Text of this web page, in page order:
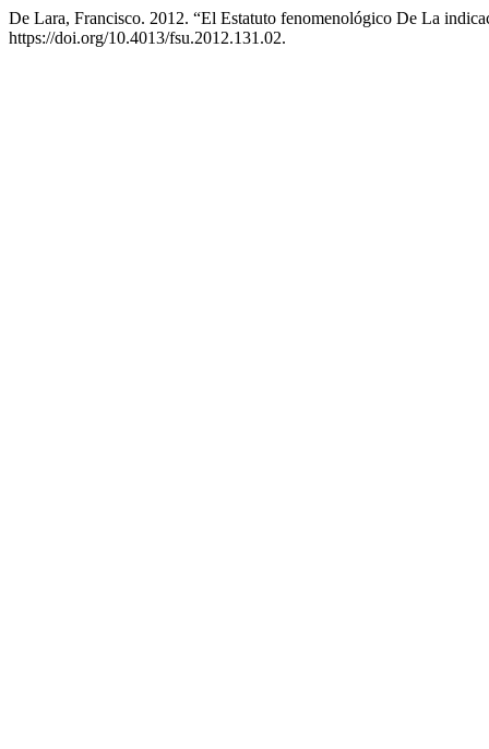
De Lara, Francisco. 2012. “El Estatuto fenomenológico De La
https://doi.org/10.4013/fsu.2012.131.02.